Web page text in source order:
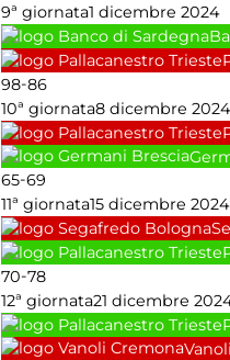
9ª giornata1 dicembre 2024
98-86
10ª giornata8 dicembre 2024
65-69
11ª giornata15 dicembre 2024
70-78
12ª giornata21 dicembre